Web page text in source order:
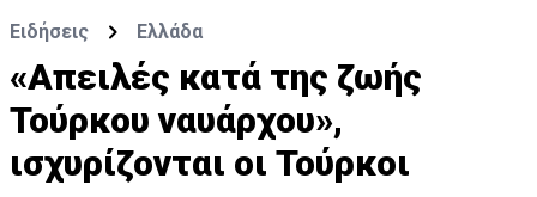
Ειδήσεις Ελλάδα
«Απειλές κατά της ζωής
Τούρκου ναυάρχου»,
ισχυρίζονται οι Τούρκοι